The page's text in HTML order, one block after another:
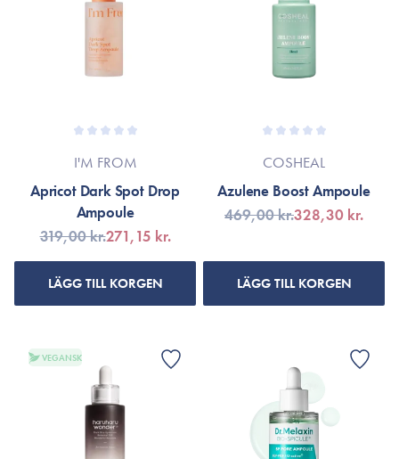
I'M FROM
Apricot Dark Spot Drop
Ampoule
319,00 kr.271,15 kr.
LÄGG TILL KORGEN
COSHEAL
Azulene Boost Ampoule
469,00 kr.328,30 kr.
LÄGG TILL KORGEN
VEGANSK